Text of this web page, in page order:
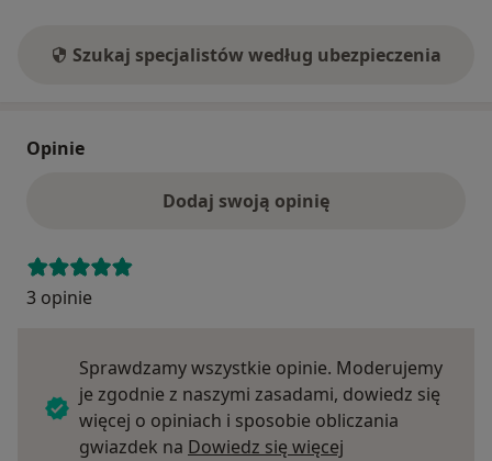
Szukaj specjalistów według ubezpieczenia
Opinie
Dodaj swoją opinię
3 opinie
Sprawdzamy wszystkie opinie. Moderujemy
je zgodnie z naszymi zasadami, dowiedz się
więcej o opiniach i sposobie obliczania
gwiazdek na Dowiedz się więcej